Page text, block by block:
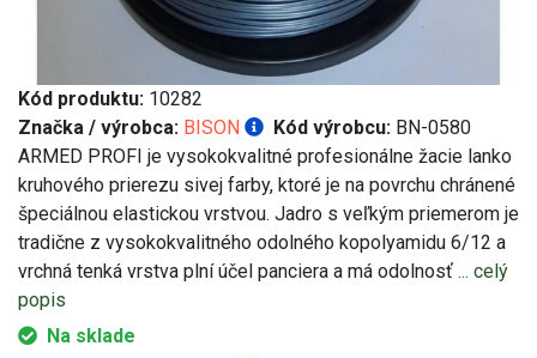
Kód produktu: 10282
Značka / výrobca: BISON Kód výrobcu: BN-0580
ARMED PROFI je vysokokvalitné profesionálne žacie lanko
kruhového prierezu sivej farby, ktoré je na povrchu chránené
špeciálnou elastickou vrstvou. Jadro s veľkým priemerom je
tradične z vysokokvalitného odolného kopolyamidu 6/12 a
vrchná tenká vrstva plní účel panciera a má odolnosť ... celý
popis
Na sklade